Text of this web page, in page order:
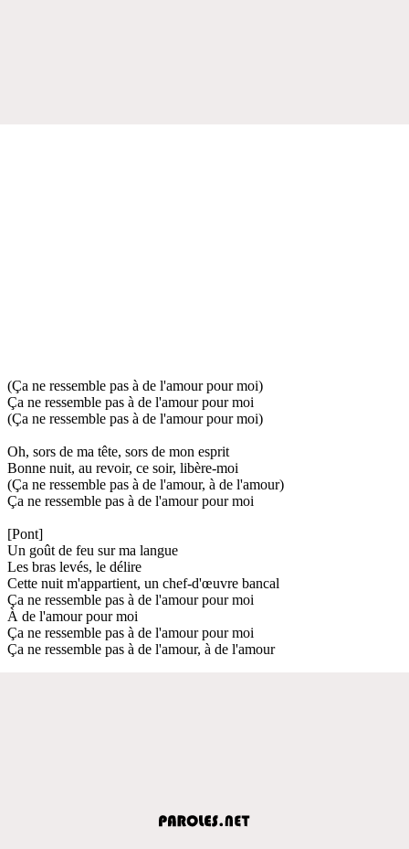
(Ça ne ressemble pas à de l'amour pour moi)
Ça ne ressemble pas à de l'amour pour moi
(Ça ne ressemble pas à de l'amour pour moi)
Oh, sors de ma tête, sors de mon esprit
Bonne nuit, au revoir, ce soir, libère-moi
(Ça ne ressemble pas à de l'amour, à de l'amour)
Ça ne ressemble pas à de l'amour pour moi
[Pont]
Un goût de feu sur ma langue
Les bras levés, le délire
Cette nuit m'appartient, un chef-d'œuvre bancal
Ça ne ressemble pas à de l'amour pour moi
À de l'amour pour moi
Ça ne ressemble pas à de l'amour pour moi
Ça ne ressemble pas à de l'amour, à de l'amour